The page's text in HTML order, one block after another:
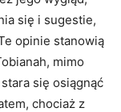
się i sugestie,
opinie stanowią
mimo
się osiągnąć
chociaż z